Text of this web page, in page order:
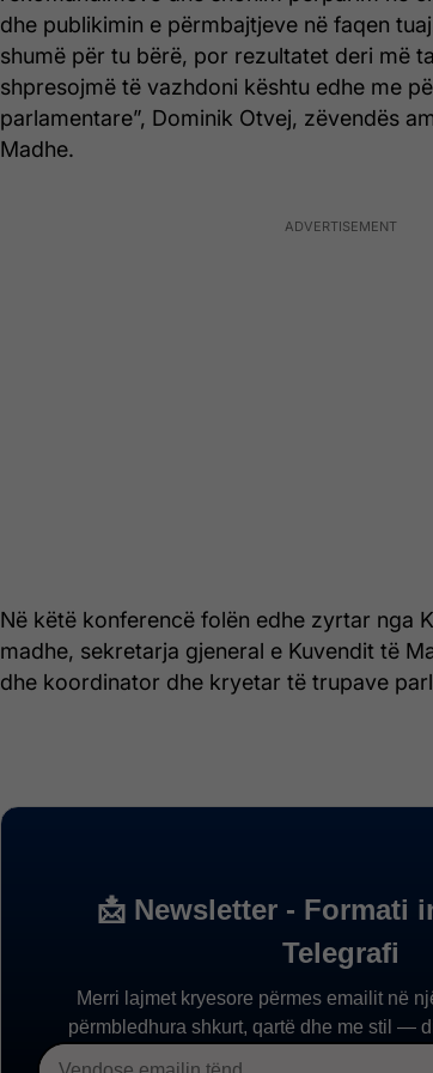
dhe publikimin e përmbajtjeve në faqen
shumë për tu bërë, por rezultatet deri më
shpresojmë të vazhdoni kështu edhe me
parlamentare”, Dominik Otvej, zëvendës
Madhe.
Në këtë konferencë folën edhe zyrtar nga
madhe, sekretarja gjeneral e Kuvendit të
dhe koordinator dhe kryetar të trupave